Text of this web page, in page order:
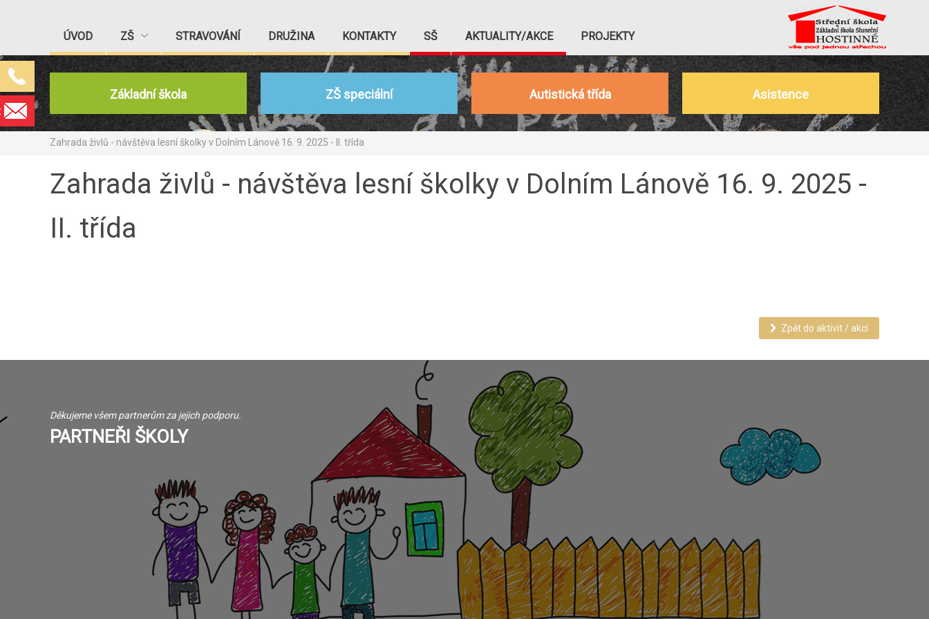
ÚVOD ZŠ STRAVOVÁNÍ DRUŽINA KONTAKTY SŠ AKTUALITY/AKCE PROJEKTY
Základní škola ZŠ speciální Autistická třída Asistence
Zahrada živlů - návštěva lesní školky v Dolním Lánově 16. 9. 2025 - II. třída
Zahrada živlů - návštěva lesní školky v Dolním Lánově 16. 9. 2025 -
II. třída
Zpět do aktivit / akcí
Děkujeme všem partnerům za jejich podporu.
PARTNEŘI ŠKOLY